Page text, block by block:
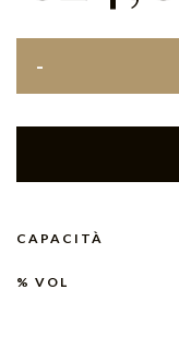
CAPACITÀ
% VOL